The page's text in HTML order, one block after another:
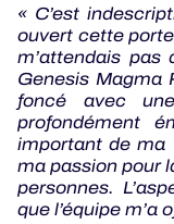
« C’est
ouvert cette
m’attendais pas
Genesis Magma
foncé avec
profondément
important de ma
ma passion pour
personnes.
que l’équipe